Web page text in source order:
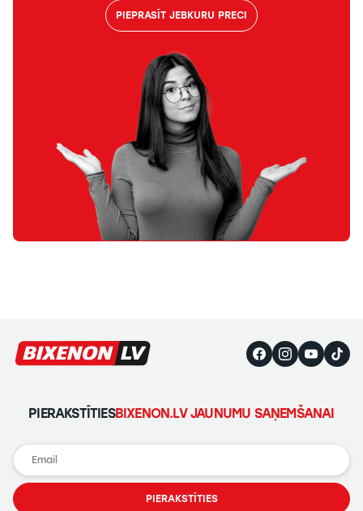
PIEPRASĪT JEBKURU PRECI
PIERAKSTĪTIESBIXENON.LV JAUNUMU SAŅEMŠANAI
PIERAKSTĪTIES